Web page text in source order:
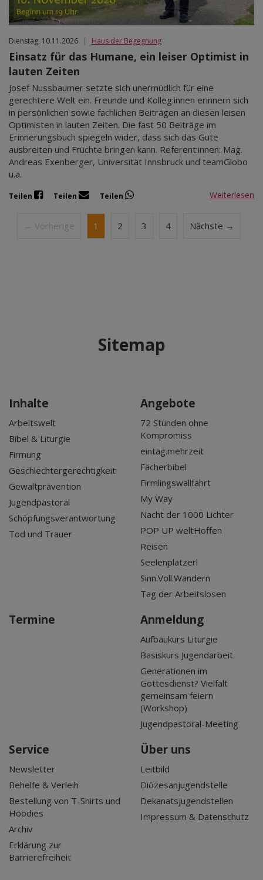
Dienstag, 10.11.2026 | Haus der Begegnung
Einsatz für das Humane, ein leiser Optimist in
lauten Zeiten
Josef Nussbaumer setzte sich unermüdlich für eine
gerechtere Welt ein. Freunde und Kolleg:innen erinnern sich
in persönlichen sowie fachlichen Beiträgen an diesen leisen
Optimisten in lauten Zeiten. Die fast 50 Beiträge im
Erinnerungsbuch spiegeln wider, dass sich das Gute
ausbreiten und Früchte bringen kann. Referent:innen: Mag.
Andreas Exenberger, Universität Innsbruck und teamGlobo
u.a.
Teilen Teilen Teilen Weiterlesen
← Vorherige 1 2 3 4 Nächste →
Sitemap
Inhalte
Arbeitswelt
Bibel & Liturgie
Firmung
Geschlechtergerechtigkeit
Gewaltprävention
Jugendpastoral
Schöpfungsverantwortung
Tod und Trauer
Angebote
72 Stunden ohne
Kompromiss
eintag.mehrzeit
Fächerbibel
Firmlingswallfahrt
My Way
Nacht der 1000 Lichter
POP UP weltHoffen
Reisen
Seelenplatzerl
Sinn.Voll.Wandern
Tag der Arbeitslosen
Termine Anmeldung
Aufbaukurs Liturgie
Basiskurs Jugendarbeit
Generationen im
Gottesdienst? Vielfalt
gemeinsam feiern
(Workshop)
Jugendpastoral-Meeting
Service
Newsletter
Behelfe & Verleih
Bestellung von T-Shirts und
Hoodies
Archiv
Erklärung zur
Barrierefreiheit
Über uns
Leitbild
Diözesanjugendstelle
Dekanatsjugendstellen
Impressum & Datenschutz